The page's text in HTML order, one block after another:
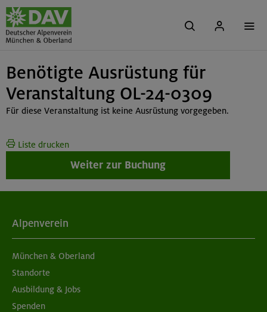
Benötigte Ausrüstung für
Veranstaltung OL-24-0309
Für diese Veranstaltung ist keine Ausrüstung vorgegeben.
Liste drucken
Weiter zur Buchung
Alpenverein
München & Oberland
Standorte
Ausbildung & Jobs
Spenden